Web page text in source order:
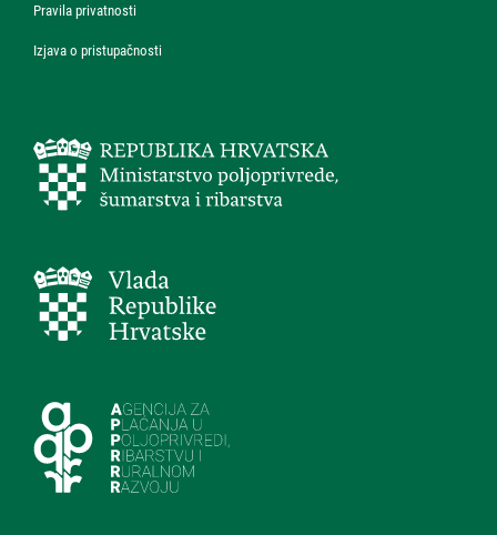
Pravila privatnosti
Izjava o pristupačnosti